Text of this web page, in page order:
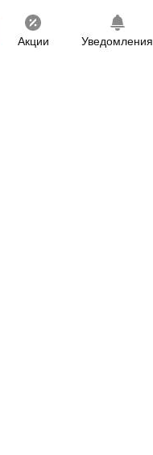
Акции Уведомления